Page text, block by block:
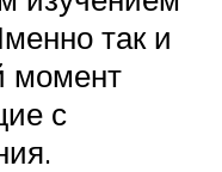
так и
момент
с